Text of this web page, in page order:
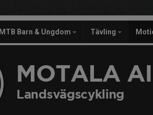
MTB Barn & Ungdom Tävling
MOTALA
Landsvägscykling